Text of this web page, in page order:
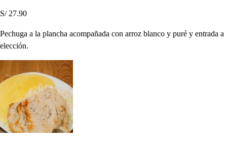
S/ 27.90
Pechuga a la plancha acompañada con arroz blanco y puré y entrada a
elección.